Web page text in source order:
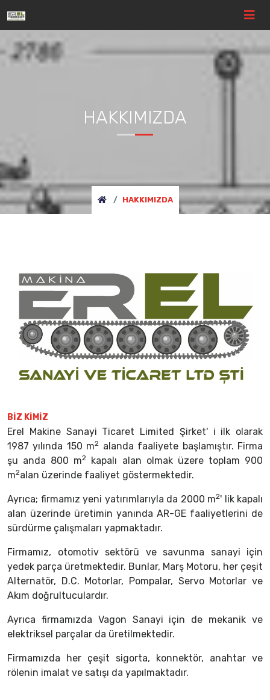
HAKKIMIZDA
HAKKIMIZDA
BIZ KIMIZ
Erel Makine Sanayi Ticaret Limited Şirket' i ilk olarak
1987 yılında 150 m2 alanda faaliyete başlamıştır. Firma
şu anda 800 m2
kapalı alan olmak üzere toplam 900
m2alan üzerinde faaliyet göstermektedir.
Ayrıca; firmamız yeni yatırımlarıyla da 2000 m2' lik kapalı
alan üzerinde üretimin yanında AR-GE faaliyetlerini de
sürdürme çalışmaları yapmaktadır.
Firmamız, otomotiv sektörü ve savunma sanayi için
yedek parça üretmektedir. Bunlar, Marş Motoru, her çeşit
Alternatör, D.C. Motorlar, Pompalar, Servo Motorlar ve
Akım doğrultuculardır.
Ayrıca firmamızda Vagon Sanayi için de mekanik ve
elektriksel parçalar da üretilmektedir.
Firmamızda her çeşit sigorta, konnektör, anahtar ve
rölenin imalat ve satışı da yapılmaktadır.